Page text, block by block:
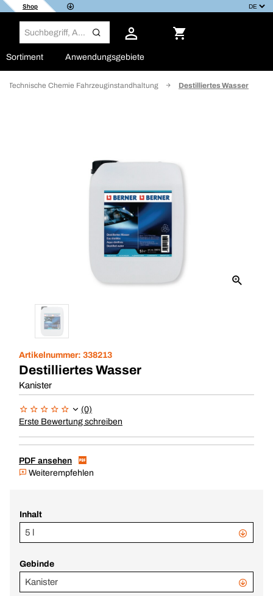
Shop
Sortiment Anwendungsgebiete
Technische Chemie Fahrzeuginstandhaltung Destilliertes Wasser
Artikelnummer: 338213
Destilliertes Wasser
Kanister
(0)
Erste Bewertung schreiben
PDF ansehen
Weiterempfehlen
Inhalt
5 l
Gebinde
Kanister